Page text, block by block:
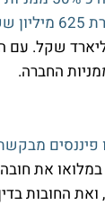
של 1.25 מיליארד
פיננסים
את